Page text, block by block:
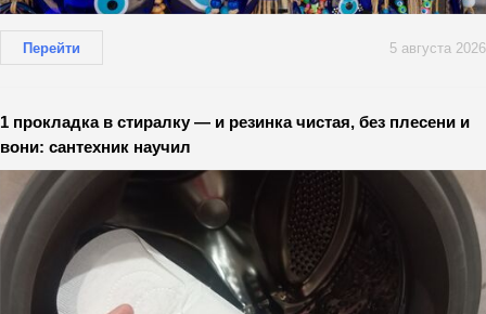
Перейти 5 августа 2026
1 прокладка в стиралку — и резинка чистая, без плесени и
вони: сантехник научил